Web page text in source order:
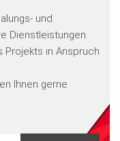
und
Dienstleistungen
Projekts in Anspruch
Ihnen gerne